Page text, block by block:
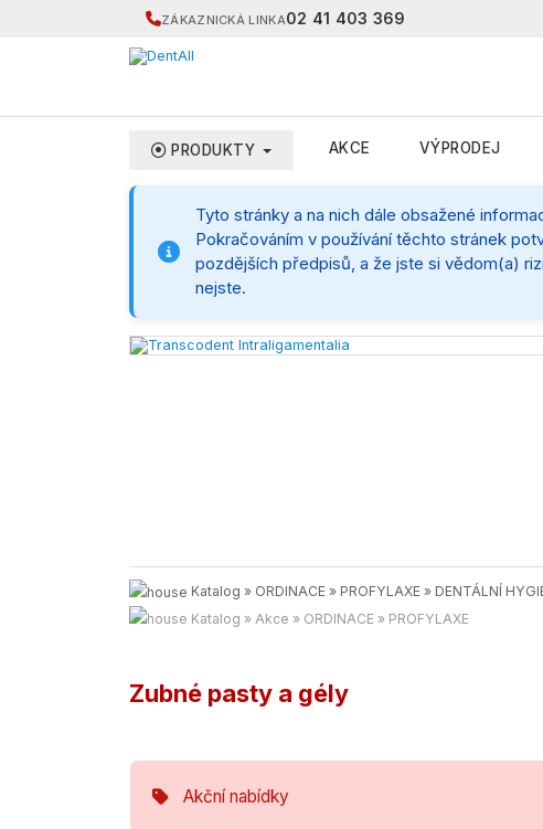
ZÁKAZNICKÁ LINKA02 41 403 369
PRODUKTY AKCE VÝPRODEJ
Tyto stránky a na nich dále obsažené
Pokračováním v používání těchto stránek
pozdějších předpisů, a že jste si vědom(a)
nejste.
Katalog » ORDINACE » PROFYLAXE » DENTÁLNÍ
Katalog » Akce » ORDINACE » PROFYLAXE
Zubné pasty a gély
Akční nabídky